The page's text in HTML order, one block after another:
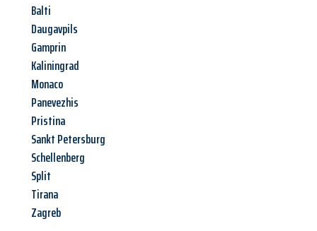
Balti
Daugavpils
Gamprin
Kaliningrad
Monaco
Panevezhis
Pristina
Sankt Petersburg
Schellenberg
Split
Tirana
Zagreb